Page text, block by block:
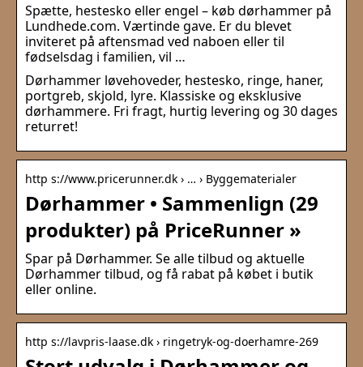
Spætte, hestesko eller engel – køb dørhammer på
Lundhede.com. Værtinde gave. Er du blevet
inviteret på aftensmad ved naboen eller til
fødselsdag i familien, vil …
Dørhammer løvehoveder, hestesko, ringe, haner,
portgreb, skjold, lyre. Klassiske og eksklusive
dørhammere. Fri fragt, hurtig levering og 30 dages
returret!
http s://www.pricerunner.dk › … › Byggematerialer
Dørhammer • Sammenlign (29
produkter) på PriceRunner »
Spar på Dørhammer. Se alle tilbud og aktuelle
Dørhammer tilbud, og få rabat på købet i butik
eller online.
http s://lavpris-laase.dk › ringetryk-og-doerhamre-269